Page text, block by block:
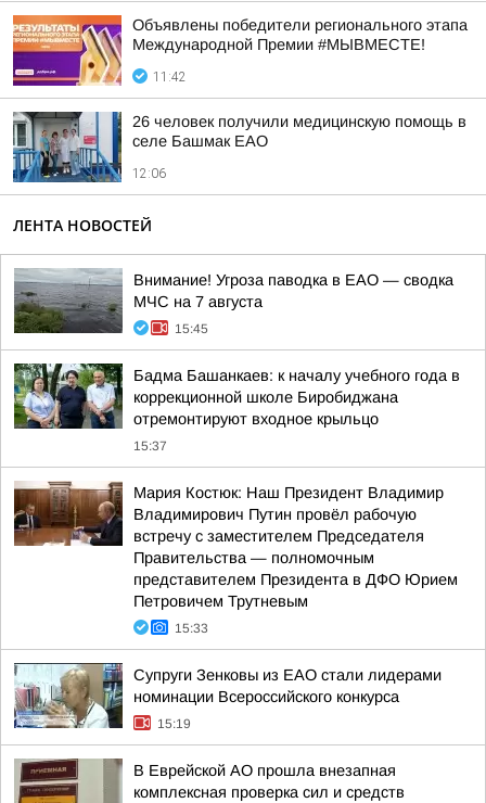
Объявлены победители регионального этапа
Международной Премии #МЫВМЕСТЕ!
11:42
26 человек получили медицинскую помощь в
селе Башмак ЕАО
12:06
ЛЕНТА НОВОСТЕЙ
Внимание! Угроза паводка в ЕАО — сводка
МЧС на 7 августа
15:45
Бадма Башанкаев: к началу учебного года в
коррекционной школе Биробиджана
отремонтируют входное крыльцо
15:37
Мария Костюк: Наш Президент Владимир
Владимирович Путин провёл рабочую
встречу с заместителем Председателя
Правительства — полномочным
представителем Президента в ДФО Юрием
Петровичем Трутневым
15:33
Супруги Зенковы из ЕАО стали лидерами
номинации Всероссийского конкурса
15:19
В Еврейской АО прошла внезапная
комплексная проверка сил и средств